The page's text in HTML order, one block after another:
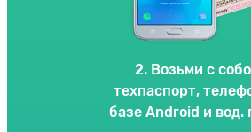
2. Возьми с
техпаспорт,
базе Android и вод.